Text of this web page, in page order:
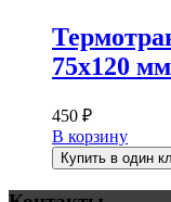
75х120
450 ₽
В корзину
Купить в один